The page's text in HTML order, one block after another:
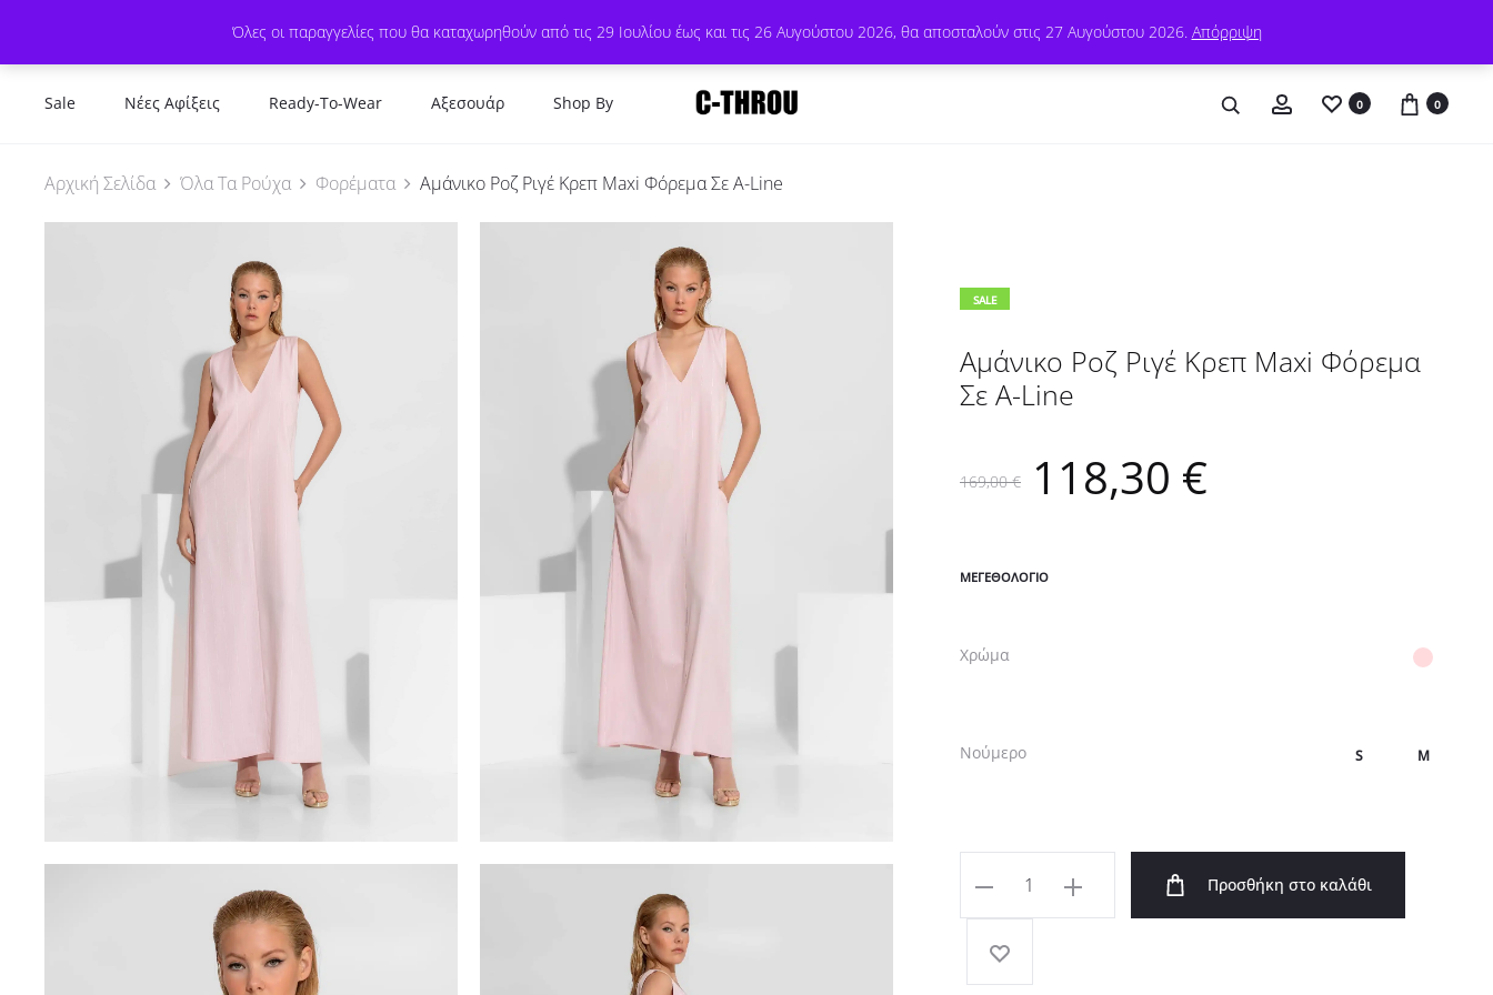
Όλες οι παραγγελίες που θα καταχωρηθούν από τις 29 Ιουλίου έως και τις 26 Αυγούστου 2026, θα αποσταλούν στις 27 Αυγούστου 2026. Απόρριψη
Sale Νέες Αφίξεις Ready-To-Wear Αξεσουάρ Shop By Λογαριασμός
0 0
Αρχική Σελίδα Όλα Τα Ρούχα Φορέματα Αμάνικο Ροζ Ριγέ Κρεπ Maxi Φόρεμα Σε Α-Line
SALE
Αμάνικο Ροζ Ριγέ Κρεπ Maxi Φόρεμα
Σε Α-Line
169,00€
Original
price
118,30 €
ΜΕΓΕΘΟΛΌΓΙΟ
Χρώμα
Νούμερο S M
Αμάνικο
Κρεπ
Προσθήκη στο καλάθι